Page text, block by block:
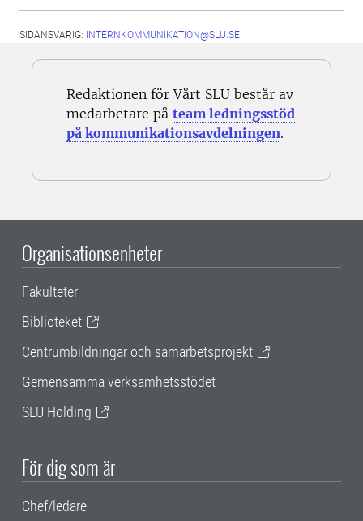
SIDANSVARIG: INTERNKOMMUNIKATION@SLU.SE
Redaktionen för Vårt SLU består av
medarbetare på team ledningsstöd
på kommunikationsavdelningen.
Organisationsenheter
Fakulteter
Biblioteket
Centrumbildningar och samarbetsprojekt
Gemensamma verksamhetsstödet
SLU Holding
För dig som är
Chef/ledare